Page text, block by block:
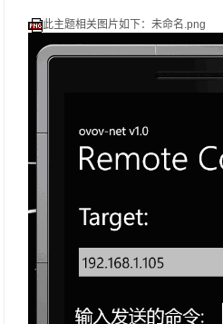
此主题相关图片如下：未命名.png